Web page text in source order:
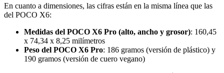
En cuanto a dimensiones, las cifras están en la misma línea que las
del POCO X6:
Medidas del POCO X6 Pro (alto, ancho y grosor): 160,45
x 74,34 x 8,25 milímetros
Peso del POCO X6 Pro: 186 gramos (versión de plástico) y
190 gramos (versión de cuero vegano)